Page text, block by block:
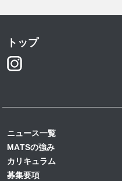
トップ
ニュース一覧
MATSの強み
カリキュラム
募集要項